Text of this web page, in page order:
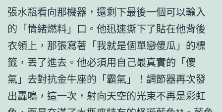
張水瓶看向那機器，還剩下最後一個可以輸入
的「情緒燃料」口。他迅速撕下了貼在他背後
衣領上，那張寫著「我就是個單戀傻瓜」的標
籤，丟了進去。他必須用自己最真實的「傻
氣」去對抗金牛座的「霸氣」！調節器再次發
出轟鳴，這一次，射向天空的光束不再是彩虹